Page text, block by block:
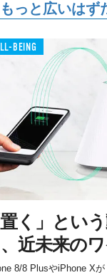
と広いはず
BEING
置く」とい
近未来の
8/8 PlusやiPhone X